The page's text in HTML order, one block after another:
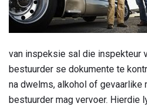
van inspeksie sal die inspekteur
bestuurder se dokumente te
na dwelms, alkohol of gevaarlike
bestuurder mag vervoer. Hierdie